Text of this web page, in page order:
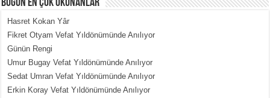
MEHMET ÇOBAN
İçerdeki Put Dışardaki Maskeler...
BUGÜN EN ÇOK OKUNANLAR
Hasret Kokan Yâr
Fikret Otyam Vefat Yıldönümünde Anılıyor
Günün Rengi
Umur Bugay Vefat Yıldönümünde Anılıyor
Sedat Umran Vefat Yıldönümünde Anılıyor
Erkin Koray Vefat Yıldönümünde Anılıyor